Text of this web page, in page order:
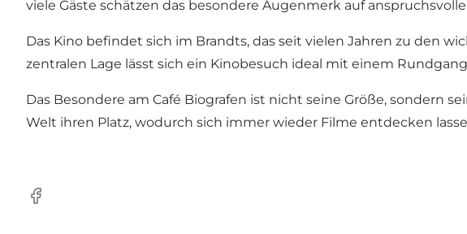
viele Gäste schätzen das besondere Augenmerk auf
Das Kino befindet sich im Brandts, das seit vielen Jahren zu den
zentralen Lage lässt sich ein Kinobesuch ideal mit einem
Das Besondere am Café Biografen ist nicht seine Größe, sondern
Welt ihren Platz, wodurch sich immer wieder Filme entdecken
Facebook